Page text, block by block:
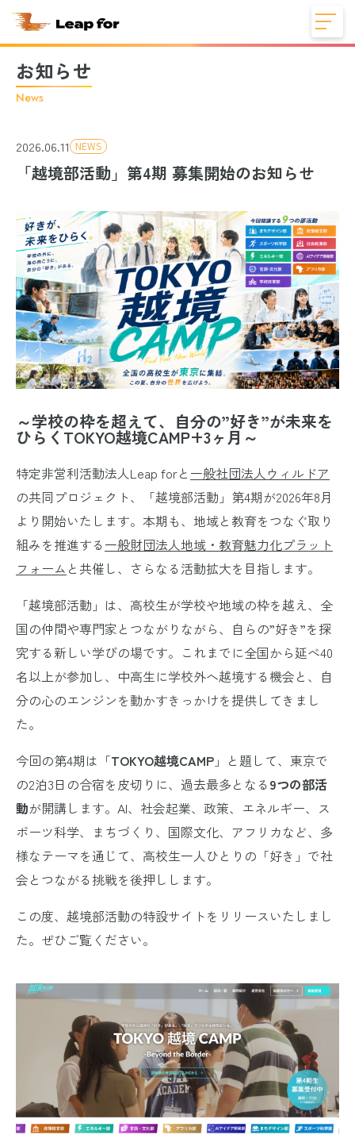
News
お知らせ
2026.06.11 NEWS
「越境部活動」第4期 募集開始のお知らせ
～学校の枠を超えて、自分の”好き”が未来を
ひらくTOKYO越境CAMP+3ヶ月～
特定非営利活動法人Leap forと 一般社団法人ウィルドア
の共同プロジェクト、「越境部活動」第4期が2026年8月
より開始いたします。本期も、地域と教育をつなぐ取り
組みを推進する 一般財団法人地域・教育魅力化プラット
フォーム と共催し、さらなる活動拡大を目指します。
「越境部活動」は、高校生が学校や地域の枠を越え、全
国の仲間や専門家とつながりながら、自らの”好き”を探
究する新しい学びの場です。これまでに全国から延べ40
名以上が参加し、中高生に学校外へ越境する機会と、自
分の心のエンジンを動かすきっかけを提供してきまし
た。
今回の第4期は「TOKYO越境CAMP 」と題して、東京で
の2泊3日の合宿を皮切りに、過去最多となる 9つの部活
動が開講します。AI、社会起業、政策、エネルギー、ス
ポーツ科学、まちづくり、国際文化、アフリカなど、多
様なテーマを通じて、高校生一人ひとりの「好き」で社
会とつながる挑戦を後押しします。
この度、越境部活動の特設サイトをリリースいたしまし
た。ぜひご覧ください。